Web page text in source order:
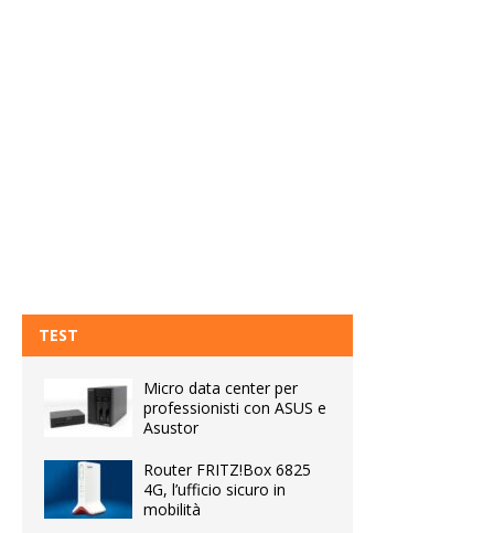
TEST
Micro data center per
professionisti con ASUS e
Asustor
Router FRITZ!Box 6825
4G, l’ufficio sicuro in
mobilità